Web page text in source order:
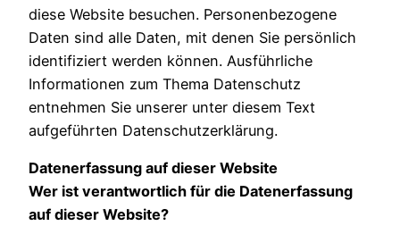
diese Website besuchen. Personenbezogene
Daten sind alle Daten, mit denen Sie persönlich
identifiziert werden können. Ausführliche
Informationen zum Thema Datenschutz
entnehmen Sie unserer unter diesem Text
aufgeführten Datenschutzerklärung.
Datenerfassung auf dieser Website
Wer ist verantwortlich für die Datenerfassung
auf dieser Website?